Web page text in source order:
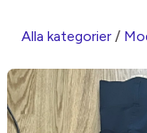
Alla kategorier /